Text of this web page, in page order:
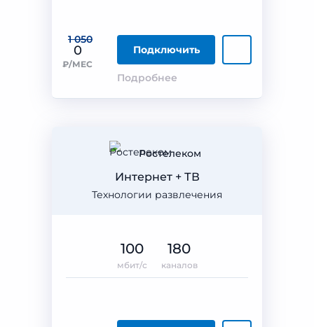
1 050
0
₽/МЕС
Подключить
Подробнее
Ростелеком
Технологии развлечения
Интернет + ТВ
100
мбит/с
180
каналов